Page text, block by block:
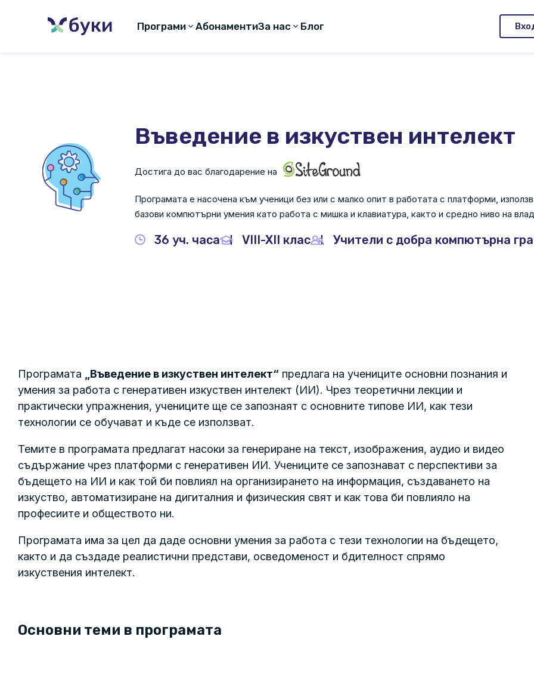
Програми АбонаментиЗа нас Блог
Въведение в изкуствен интелект
Достига до вас благодарение на
Програмата е насочена към ученици без или с малко опит в работата с платформи,
базови компютърни умения като работа с мишка и клавиатура, както и средно ниво на
36 уч. часа VIII-XII клас Учители с добра компютърна
Програмата „Въведение в изкуствен интелект“ предлага на учениците основни познания и
умения за работа с генеративен изкуствен интелект (ИИ). Чрез теоретични лекции и
практически упражнения, учениците ще се запознаят с основните типове ИИ, как тези
технологии се обучават и къде се използват.
Темите в програмата предлагат насоки за генериране на текст, изображения, аудио и видео
съдържание чрез платформи с генеративен ИИ. Учениците се запознават с перспективи за
бъдещето на ИИ и как той би повлиял на организирането на информация, създаването на
изкуство, автоматизиране на дигиталния и физическия свят и как това би повлияло на
професиите и обществото ни.
Програмата има за цел да даде основни умения за работа с тези технологии на бъдещето,
както и да създаде реалистични представи, осведоменост и бдителност спрямо
изкуствения интелект.
Основни теми в програмата